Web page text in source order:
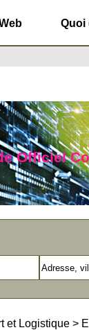
Quoi
Officiel
et Logistique >